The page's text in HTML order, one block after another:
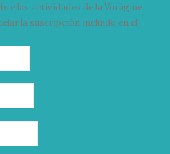
las actividades de la Vorágine.
la suscripción incluido en el